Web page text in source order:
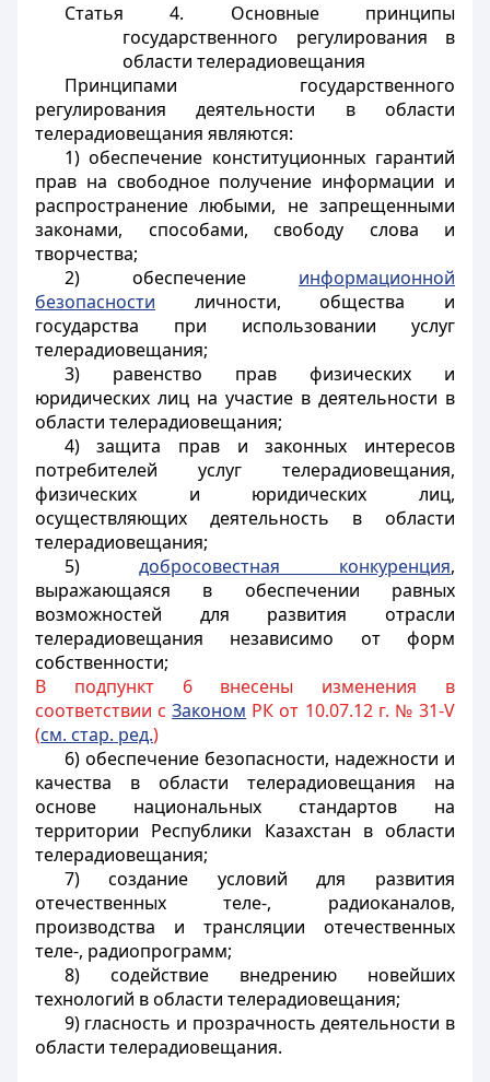
Статья 4. Основные принципы
государственного регулирования в
области телерадиовещания
Принципами государственного
регулирования деятельности в области
телерадиовещания являются:
1) обеспечение конституционных гарантий
прав на свободное получение информации и
распространение любыми, не запрещенными
законами, способами, свободу слова и
творчества;
2) обеспечение информационной
безопасности личности, общества и
государства при использовании услуг
телерадиовещания;
3) равенство прав физических и
юридических лиц на участие в деятельности в
области телерадиовещания;
4) защита прав и законных интересов
потребителей услуг телерадиовещания,
физических и юридических лиц,
осуществляющих деятельность в области
телерадиовещания;
5) добросовестная конкуренция,
выражающаяся в обеспечении равных
возможностей для развития отрасли
телерадиовещания независимо от форм
собственности;
В подпункт 6 внесены изменения в
соответствии сЗаконом РК от 10.07.12 г. № 31-V
(см. стар. ред.)
6) обеспечение безопасности, надежности и
качества в области телерадиовещания на
основе национальных стандартов на
территории Республики Казахстан в области
телерадиовещания;
7) создание условий для развития
отечественных теле-, радиоканалов,
производства и трансляции отечественных
теле-, радиопрограмм;
8) содействие внедрению новейших
технологий в области телерадиовещания;
9) гласность и прозрачность деятельности в
области телерадиовещания.